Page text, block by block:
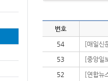
번호
54 [매일신
53 [중앙일
52 [연합뉴